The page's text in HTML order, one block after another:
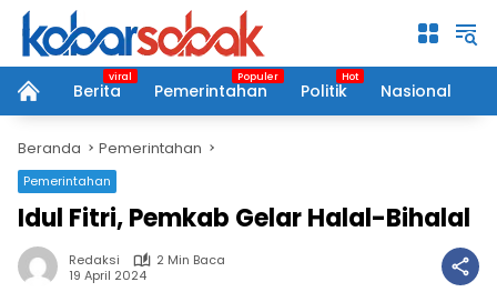
Langsung
konten
home
Berita Pemerintahan Politik Nasional
Beranda Pemerintahan
Pemerintahan
Idul Fitri, Pemkab Gelar Halal-Bihalal
Redaksi
2 Min Baca
19 April 2024